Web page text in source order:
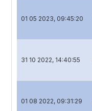
01 05 2023, 09:45:20
31 10 2022, 14:40:55
01 08 2022, 09:31:29